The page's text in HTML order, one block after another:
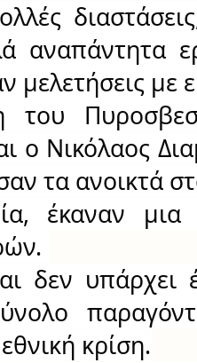
αναπάντητα
μελετήσεις με
του
ο Νικόλαος
τα ανοικτά
έκαναν
δεν υπάρχει
κρίση.